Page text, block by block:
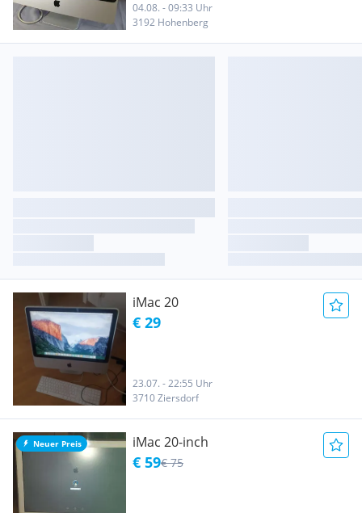
04.08. - 09:33 Uhr
3192 Hohenberg
iMac 20
€ 29
23.07. - 22:55 Uhr
3710 Ziersdorf
Neuer Preis iMac 20-inch
€ 59€ 75